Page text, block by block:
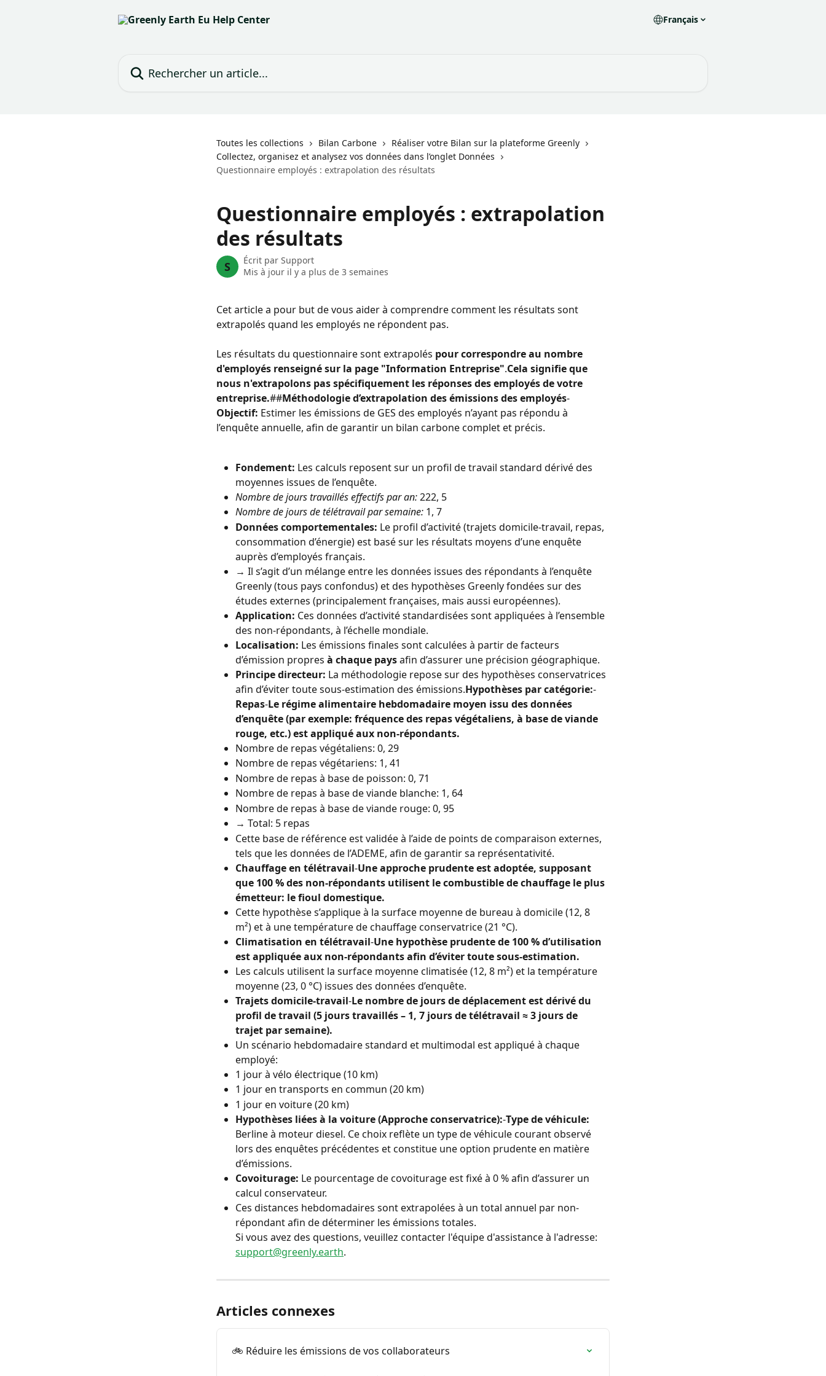
Français
Toutes les collections Bilan Carbone
Réaliser votre Bilan sur la plateforme Greenly
Collectez, organisez et analysez vos données dans l’onglet Données
Questionnaire employés : extrapolation des résultats
Questionnaire employés : extrapolation
des résultats
S Écrit par Support
Mis à jour il y a plus de 3 semaines
Cet article a pour but de vous aider à comprendre comment les résultats sont
extrapolés quand les employés ne répondent pas.
Les résultats du questionnaire sont extrapolés pour correspondre au nombre
d'employés renseigné sur la page "Information Entreprise".Cela signifie que
nous n'extrapolons pas spécifiquement les réponses des employés de votre
entreprise.##Méthodologie d’extrapolation des émissions des employés-
Objectif: Estimer les émissions de GES des employés n’ayant pas répondu à
l’enquête annuelle, afin de garantir un bilan carbone complet et précis.
Fondement: Les calculs reposent sur un profil de travail standard dérivé des
moyennes issues de l’enquête.
Nombre de jours travaillés effectifs par an: 222, 5
Nombre de jours de télétravail par semaine: 1, 7
Données comportementales: Le profil d’activité (trajets domicile-travail, repas,
consommation d’énergie) est basé sur les résultats moyens d’une enquête
auprès d’employés français.
→ Il s’agit d’un mélange entre les données issues des répondants à l’enquête
Greenly (tous pays confondus) et des hypothèses Greenly fondées sur des
études externes (principalement françaises, mais aussi européennes).
Application: Ces données d’activité standardisées sont appliquées à l’ensemble
des non-répondants, à l’échelle mondiale.
Localisation: Les émissions finales sont calculées à partir de facteurs
d’émission propres à chaque pays afin d’assurer une précision géographique.
Principe directeur: La méthodologie repose sur des hypothèses conservatrices
afin d’éviter toute sous-estimation des émissions.Hypothèses par catégorie:-
Repas-Le régime alimentaire hebdomadaire moyen issu des données
d’enquête (par exemple: fréquence des repas végétaliens, à base de viande
rouge, etc.) est appliqué aux non-répondants.
Nombre de repas végétaliens: 0, 29
Nombre de repas végétariens: 1, 41
Nombre de repas à base de poisson: 0, 71
Nombre de repas à base de viande blanche: 1, 64
Nombre de repas à base de viande rouge: 0, 95
→ Total: 5 repas
Cette base de référence est validée à l’aide de points de comparaison externes,
tels que les données de l’ADEME, afin de garantir sa représentativité.
Chauffage en télétravail-Une approche prudente est adoptée, supposant
que 100 % des non-répondants utilisent le combustible de chauffage le plus
émetteur: le fioul domestique.
Cette hypothèse s’applique à la surface moyenne de bureau à domicile (12, 8
m²) et à une température de chauffage conservatrice (21 °C).
Climatisation en télétravail-Une hypothèse prudente de 100 % d’utilisation
est appliquée aux non-répondants afin d’éviter toute sous-estimation.
Les calculs utilisent la surface moyenne climatisée (12, 8 m²) et la température
moyenne (23, 0 °C) issues des données d’enquête.
Trajets domicile-travail-Le nombre de jours de déplacement est dérivé du
profil de travail (5 jours travaillés – 1, 7 jours de télétravail ≈ 3 jours de
trajet par semaine).
Un scénario hebdomadaire standard et multimodal est appliqué à chaque
employé:
1 jour à vélo électrique (10 km)
1 jour en transports en commun (20 km)
1 jour en voiture (20 km)
Hypothèses liées à la voiture (Approche conservatrice):-Type de véhicule:
Berline à moteur diesel. Ce choix reflète un type de véhicule courant observé
lors des enquêtes précédentes et constitue une option prudente en matière
d’émissions.
Covoiturage: Le pourcentage de covoiturage est fixé à 0 % afin d’assurer un
calcul conservateur.
Ces distances hebdomadaires sont extrapolées à un total annuel par non-
répondant afin de déterminer les émissions totales.
Si vous avez des questions, veuillez contacter l'équipe d'assistance à l'adresse:
support@greenly.earth.
Articles connexes
🚲 Réduire les émissions de vos collaborateurs